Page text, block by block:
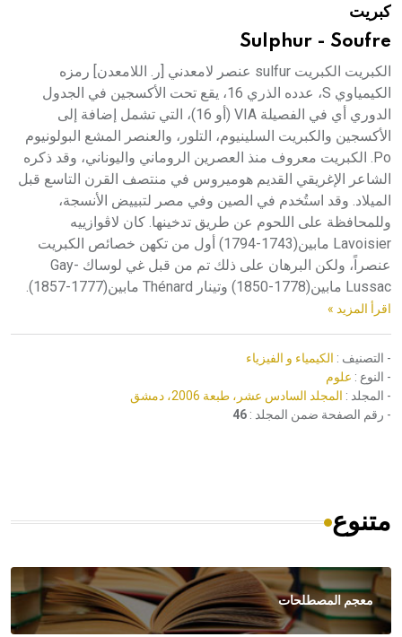
كبريت
Sulphur - Soufre
الكبريت الكبريت sulfur عنصر لامعدني [ر. اللامعدن] رمزه
الكيمياوي S، عدده الذري 16، يقع تحت الأكسجين في الجدول
الدوري أي في الفصيلة VIA (أو 16)، التي تشمل إضافة إلى
الأكسجين والكبريت السلينيوم، التلور، والعنصر المشع البولونيوم
Po. الكبريت معروف منذ العصرين الروماني واليوناني، وقد ذكره
الشاعر الإغريقي القديم هوميروس في منتصف القرن التاسع قبل
الميلاد. وقد استُخدم في الصين وفي مصر لتبييض الأنسجة،
وللمحافظة على اللحوم عن طريق تدخينها. كان لاڤوازييه
Lavoisier مابين(1743-1794) أول من تكهن خصائص الكبريت
عنصراً، ولكن البرهان على ذلك تم من قبل غي لوساك Gay-
Lussac مابين(1778-1850) وتينار Thénard مابين(1777-1857).
اقرأ المزيد »
- التصنيف : الكيمياء و الفيزياء
- النوع : علوم
- المجلد : المجلد السادس عشر، طبعة 2006، دمشق
- رقم الصفحة ضمن المجلد : 46
متنوع
معجم المصطلحات